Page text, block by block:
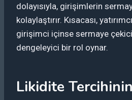
dolayısıyla, girişimlerin
kolaylaştırır. Kısacası,
girişimci içinse sermaye
dengeleyici bir rol oynar.
Likidite